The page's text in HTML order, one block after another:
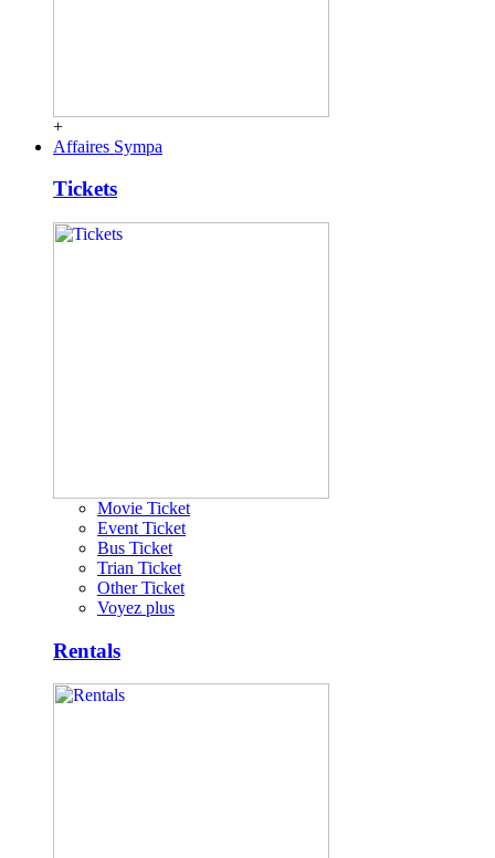
+
Affaires Sympa
Tickets
Movie Ticket
Event Ticket
Bus Ticket
Trian Ticket
Other Ticket
Voyez plus
Rentals